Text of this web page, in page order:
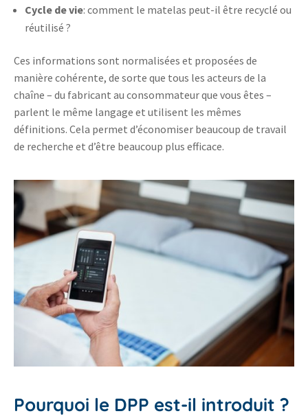
Cycle de vie: comment le matelas peut-il être recyclé ou
réutilisé ?
Ces informations sont normalisées et proposées de
manière cohérente, de sorte que tous les acteurs de la
chaîne – du fabricant au consommateur que vous êtes –
parlent le même langage et utilisent les mêmes
définitions. Cela permet d’économiser beaucoup de travail
de recherche et d’être beaucoup plus efficace.
Pourquoi le DPP est-il introduit ?